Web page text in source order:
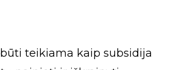
teikiama kaip subsidija